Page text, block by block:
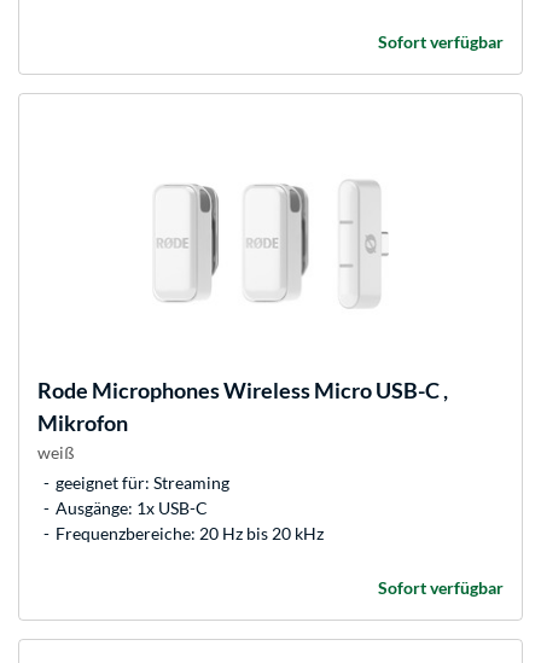
Sofort verfügbar
Rode MicrophonesWireless Micro USB-C ,
Mikrofon
weiß
geeignet für: Streaming
Ausgänge: 1x USB-C
Frequenzbereiche: 20 Hz bis 20 kHz
Sofort verfügbar